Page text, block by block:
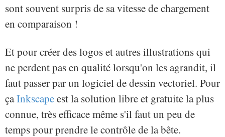
sont souvent surpris de sa vitesse de chargement
en comparaison !
Et pour créer des logos et autres illustrations qui
ne perdent pas en qualité lorsqu'on les agrandit, il
faut passer par un logiciel de dessin vectoriel. Pour
çaInkscapeest la solution libre et gratuite la plus
connue, très efficace même s'il faut un peu de
temps pour prendre le contrôle de la bête.